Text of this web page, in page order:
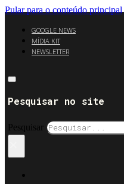
Pular para o conteúdo principal
GOOGLE NEWS
MÍDIA KIT
NEWSLETTER
Pesquisar no site
Pesquisar